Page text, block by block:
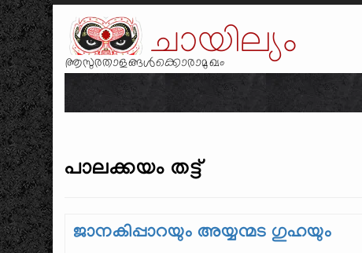
ചായില്യം
ആസുരതാളങ്ങൾക്കൊരാമുഖം
പാലക്കയം തട്ട്
ജാനകിപ്പാറയും അയ്യന്മട ഗുഹയും